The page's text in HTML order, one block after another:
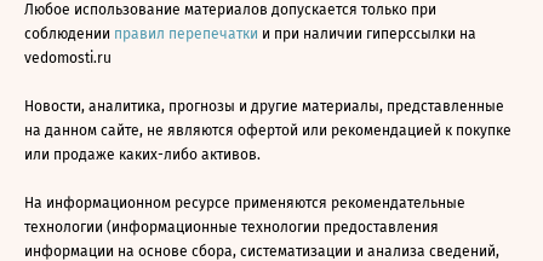
Любое использование материалов допускается только при
соблюдении правил перепечатки и при наличии гиперссылки на
vedomosti.ru
Новости, аналитика, прогнозы и другие материалы, представленные
на данном сайте, не являются офертой или рекомендацией к покупке
или продаже каких-либо активов.
На информационном ресурсе применяются рекомендательные
технологии (информационные технологии предоставления
информации на основе сбора, систематизации и анализа сведений,